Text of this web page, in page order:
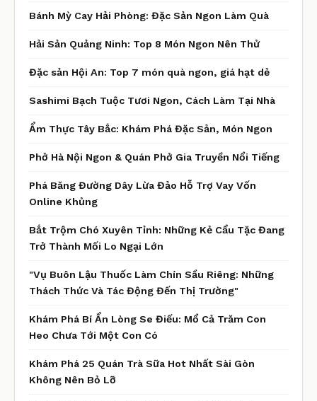
Bánh Mỳ Cay Hải Phòng: Đặc Sản Ngon Làm Quà
Hải Sản Quảng Ninh: Top 8 Món Ngon Nên Thử
Đặc sản Hội An: Top 7 món quà ngon, giá hạt dẻ
Sashimi Bạch Tuộc Tươi Ngon, Cách Làm Tại Nhà
Ẩm Thực Tây Bắc: Khám Phá Đặc Sản, Món Ngon
Phở Hà Nội Ngon & Quán Phở Gia Truyền Nổi Tiếng
Phá Băng Đường Dây Lừa Đảo Hỗ Trợ Vay Vốn
Online Khủng
Bắt Trộm Chó Xuyên Tỉnh: Những Kẻ Cẩu Tặc Đang
Trở Thành Mối Lo Ngại Lớn
"Vụ Buôn Lậu Thuốc Làm Chín Sầu Riêng: Những
Thách Thức Và Tác Động Đến Thị Trường"
Khám Phá Bí Ẩn Lòng Se Điếu: Mổ Cả Trăm Con
Heo Chưa Tới Một Con Có
Khám Phá 25 Quán Trà Sữa Hot Nhất Sài Gòn
Không Nên Bỏ Lỡ